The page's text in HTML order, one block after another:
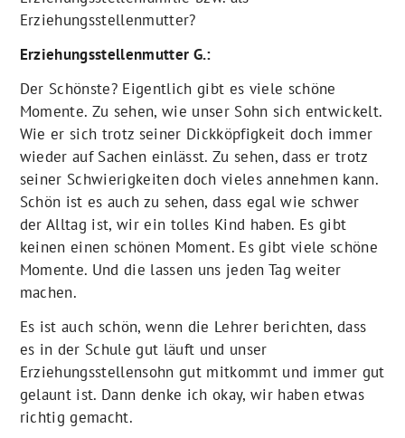
Erziehungsstellenmutter?
Erziehungsstellenmutter G.:
Der Schönste? Eigentlich gibt es viele schöne
Momente. Zu sehen, wie unser Sohn sich entwickelt.
Wie er sich trotz seiner Dickköpfigkeit doch immer
wieder auf Sachen einlässt. Zu sehen, dass er trotz
seiner Schwierigkeiten doch vieles annehmen kann.
Schön ist es auch zu sehen, dass egal wie schwer
der Alltag ist, wir ein tolles Kind haben. Es gibt
keinen einen schönen Moment. Es gibt viele schöne
Momente. Und die lassen uns jeden Tag weiter
machen.
Es ist auch schön, wenn die Lehrer berichten, dass
es in der Schule gut läuft und unser
Erziehungsstellensohn gut mitkommt und immer gut
gelaunt ist. Dann denke ich okay, wir haben etwas
richtig gemacht.